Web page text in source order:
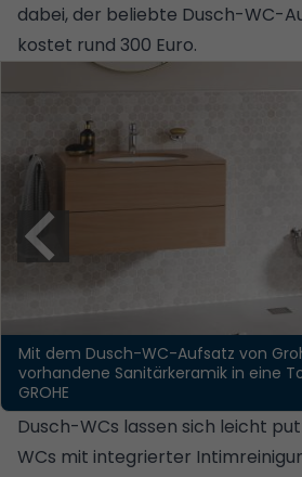
dabei, der beliebte Dusch-WC-
kostet rund 300 Euro.
Mit dem Dusch-WC-Aufsatz von
vorhandene Sanitärkeramik in eine
GROHE
Dusch-WCs lassen sich leicht
WCs mit integrierter